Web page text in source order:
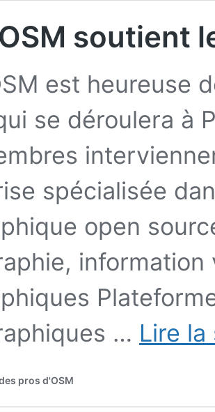
est heureuse
se déroulera à
spécialisée
open
information
… Lire
pros d'OSM